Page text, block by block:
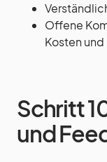
Offene
Kosten
Schritt
und